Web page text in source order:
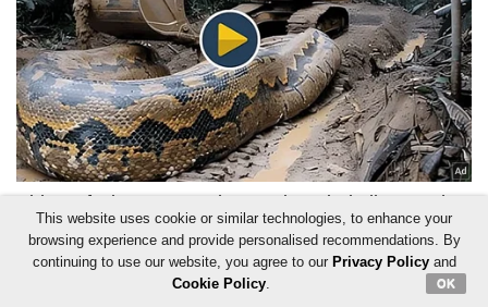
This website uses cookie or similar technologies, to enhance your
browsing experience and provide personalised recommendations. By
continuing to use our website, you agree to our Privacy Policyand
Cookie Policy. OK